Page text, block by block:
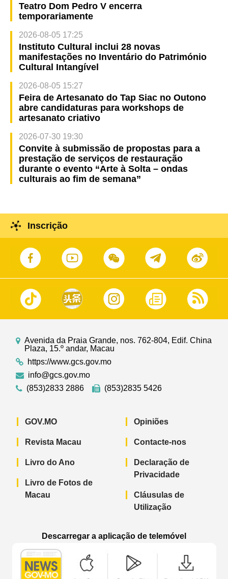
Teatro Dom Pedro V encerra
temporariamente
2026-08-05 17:25
Instituto Cultural inclui 28 novas
manifestações no Inventário do Património
Cultural Intangível
2026-08-05 15:27
Feira de Artesanato do Tap Siac no Outono
abre candidaturas para workshops de
artesanato criativo
2026-07-30 19:30
Convite à submissão de propostas para a
prestação de serviços de restauração
durante o evento “Arte à Solta – ondas
culturais ao fim de semana”
Inscrição
Avenida da Praia Grande, nos. 762-804, Edif. China
Plaza, 15.º andar, Macau
https://www.gcs.gov.mo
info@gcs.gov.mo
(853)2833 2886
(853)2835 5426
GOV.MO
Revista Macau
Livro do Ano
Livro de Fotos de
Macau
Opiniões
Contacte-nos
Declaração de
Privacidade
Cláusulas de
Utilização
Descarregar a aplicação de telemóvel